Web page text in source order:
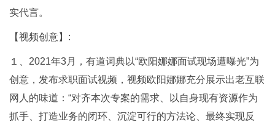
实代言。
【视频创意】:
１、2021年3月，有道词典以“欧阳娜娜面试现场遭曝光”为
创意，发布求职面试视频，视频欧阳娜娜充分展示出老互联
网人的味道：“对齐本次专案的需求、以自身现有资源作为
抓手、打造业务的闭环、沉淀可行的方法论、最终实现反